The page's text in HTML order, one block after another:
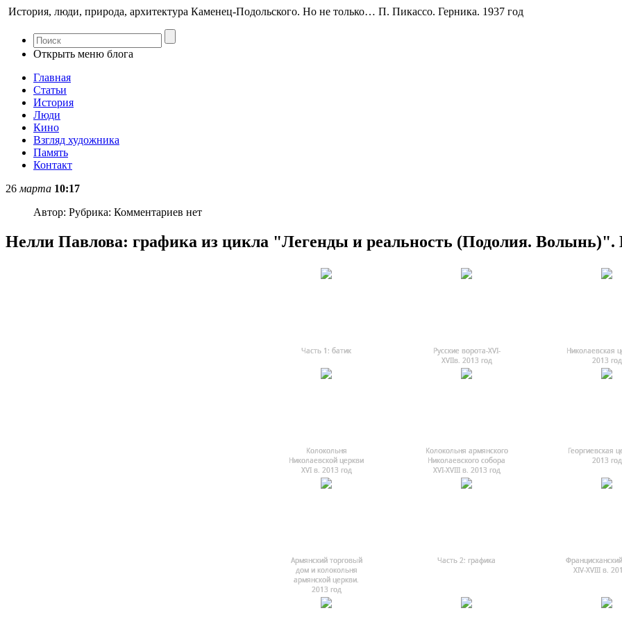
История, люди, природа, архитектура Каменец-Подольского. Но не только… П. Пикассо. Герника. 1937 год
Открыть меню блога
Главная
Статьи
История
Люди
Кино
Взгляд художника
Память
Контакт
26 марта 10:17
Автор: Рубрика: Комментариев нет
Нелли Павлова: графика из цикла "Легенды и реальность (Подолия. Волынь)".
Часть 1: батик
Русские ворота-ХVI-
ХVIIв. 2013 год
Николаевская
2013 год
Колокольня
Николаевской церкви
ХVI в. 2013 год
Колокольня армянского
Николаевского собора
ХVI-ХVIII в. 2013 год
Георгиевская
2013 год
Армянский торговый
дом и колокольня
армянской церкви.
2013 год
Часть 2: графика
ХIV-ХVIII в.